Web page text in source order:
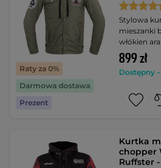
Raty za 0%
Darmowa dostawa
Prezent
Stylowa
mieszanki
włókien
899 zł
Dostępny –
Kurtka
chopper
Ruffster